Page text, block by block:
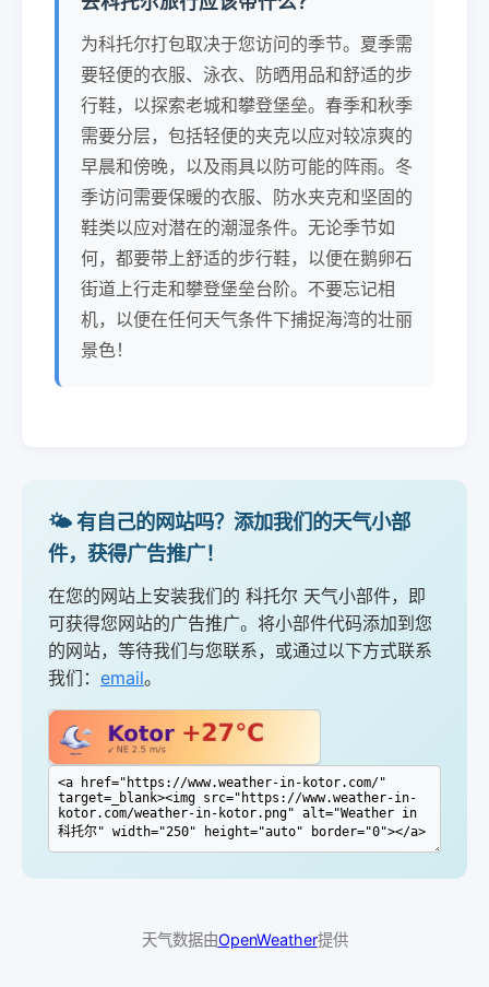
为科托尔打包取决于您访问的季节。夏季需
要轻便的衣服、泳衣、防晒用品和舒适的步
行鞋，以探索老城和攀登堡垒。春季和秋季
需要分层，包括轻便的夹克以应对较凉爽的
早晨和傍晚，以及雨具以防可能的阵雨。冬
季访问需要保暖的衣服、防水夹克和坚固的
鞋类以应对潜在的潮湿条件。无论季节如
何，都要带上舒适的步行鞋，以便在鹅卵石
街道上行走和攀登堡垒台阶。不要忘记相
机，以便在任何天气条件下捕捉海湾的壮丽
景色！
🌤️ 有自己的网站吗？添加我们的天气小部
件，获得广告推广！
在您的网站上安装我们的 科托尔 天气小部件，即
可获得您网站的广告推广。将小部件代码添加到您
的网站，等待我们与您联系，或通过以下方式联系
我们： email。
天气数据由OpenWeather提供